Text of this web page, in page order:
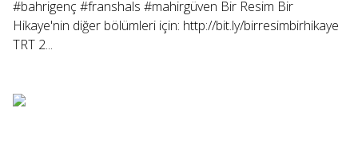
#bahrigenç #franshals #mahirgüven Bir Resim Bir
Hikaye'nin diğer bölümleri için: http://bit.ly/birresimbirhikaye
TRT 2...